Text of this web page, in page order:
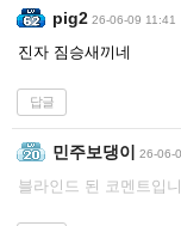
pig2 26-06-09 11:41
진자 짐승새끼네
답글
민주보댕이 26-06-
블라인드 된 코멘트입